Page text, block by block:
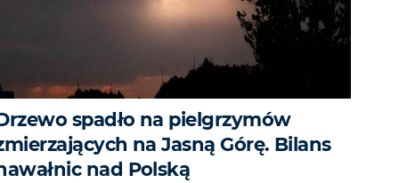
spadło na pielgrzymów
na Jasną Górę. Bilans
nad Polską